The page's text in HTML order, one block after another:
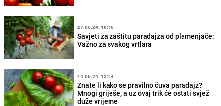
27.06.24. 18:10
Savjeti za zaštitu paradajza od plamenjače:
Važno za svakog vrtlara
14.06.24. 13:24
Znate li kako se pravilno čuva paradajz?
Mnogi griješe, a uz ovaj trik će ostati svjež
duže vrijeme